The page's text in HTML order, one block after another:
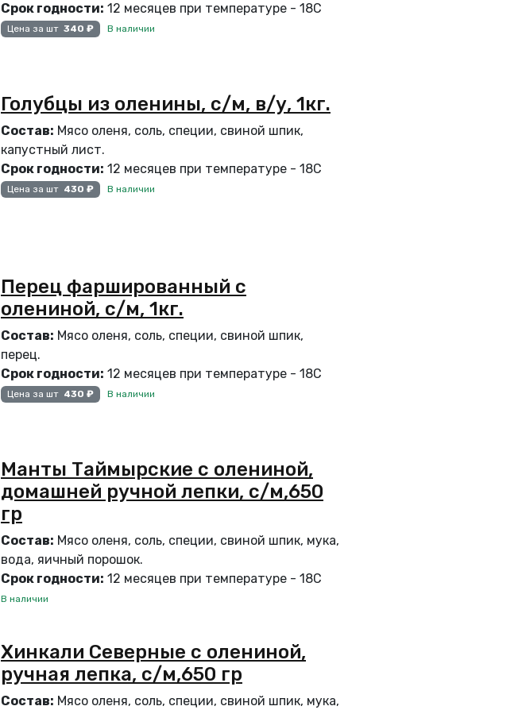
Срок годности: 12 месяцев при температуре - 18С
Цена за шт 340 ₽ В наличии
Голубцы из оленины, с/м, в/у, 1кг.
Состав: Мясо оленя, соль, специи, свиной шпик,
капустный лист.
Срок годности: 12 месяцев при температуре - 18С
Цена за шт 430 ₽ В наличии
Перец фаршированный с
олениной, с/м, 1кг.
Состав: Мясо оленя, соль, специи, свиной шпик,
перец.
Срок годности: 12 месяцев при температуре - 18С
Цена за шт 430 ₽ В наличии
Манты Таймырские с олениной,
домашней ручной лепки, с/м,650
гр
Состав: Мясо оленя, соль, специи, свиной шпик, мука,
вода, яичный порошок.
Срок годности: 12 месяцев при температуре - 18С
В наличии
Хинкали Северные с олениной,
ручная лепка, с/м,650 гр
Состав: Мясо оленя, соль, специи, свиной шпик, мука,